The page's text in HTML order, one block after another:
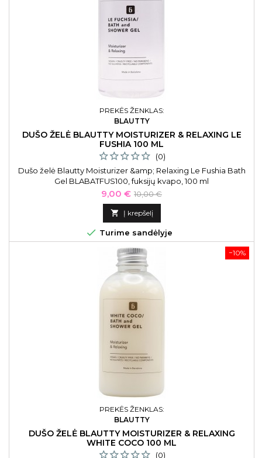
PREKĖS ŽENKLAS:
BLAUTTY
DUŠO ŽELĖ BLAUTTY MOISTURIZER & RELAXING LE
FUSHIA 100 ML
(0)
Dušo želė Blautty Moisturizer &amp; Relaxing Le Fushia Bath
Gel BLABATFUS100, fuksijų kvapo, 100 ml
Kaina
9,00 € Bazinė
kaina
10,00 €
 Į krepšelį
 Turime sandėlyje
−10%
PREKĖS ŽENKLAS:
BLAUTTY
DUŠO ŽELĖ BLAUTTY MOISTURIZER & RELAXING
WHITE COCO 100 ML
(0)